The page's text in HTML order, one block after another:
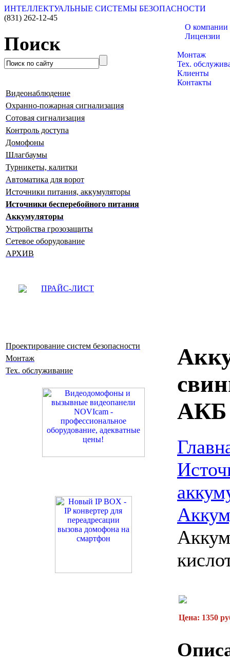
ИНТЕЛЛЕКТУАЛЬНЫЕ СИСТЕМЫ БЕЗОПАСНОСТИ
(831) 262-12-45
Поиск
О компании
Лицензии
Монтаж
Тех.
Клиенты
Контакты
Видеонаблюдение
Охранно-пожарная сигнализация
Сотовая сигнализация
Контроль доступа
Домофоны
Шлагбаумы
Турникеты, калитки
Автоматика для ворот
Источники питания, аккумуляторы
Источники бесперебойного питания
Аккумуляторы
Устройства грозозащиты
Сетевое оборудование
АРХИВ
ПРАЙС-ЛИСТ
Проектирование систем безопасности
Монтаж
Тех. обслуживание
АКБ
Цена: 1350